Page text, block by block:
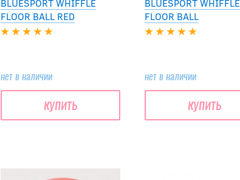
BLUESPORT WHIFFLE
FLOOR BALL RED
нет в наличии
купить
BLUESPORT WHIFFLE
FLOOR BALL
нет в наличии
купить